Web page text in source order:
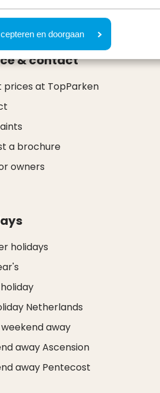
en doorgaan
& contact
prices at TopParken
a brochure
owners
holidays
Netherlands
away
away Ascension
away Pentecost